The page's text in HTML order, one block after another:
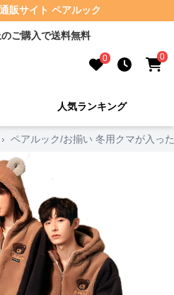
販サイト ペアルック
ご購入で送料無料
0 0
人気ランキング
› ペアルック/お揃い 冬用クマが入っ